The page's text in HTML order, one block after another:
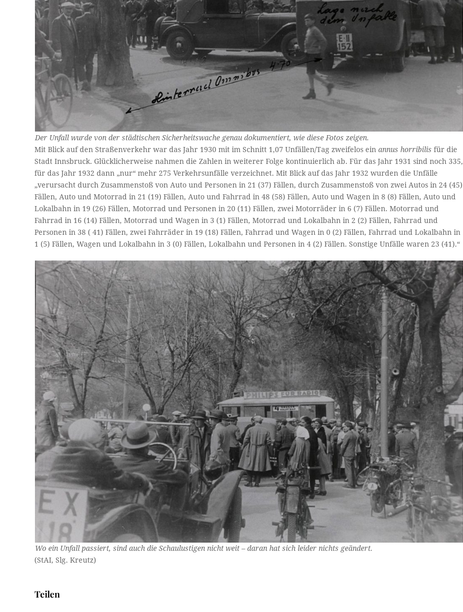
Der Unfall wurde von der städtischen Sicherheitswache genau dokumentiert, wie diese Fotos zeigen.
Mit Blick auf den Straßenverkehr war das Jahr 1930 mit im Schnitt 1,07 Unfällen/Tag zweifelos einannus horribilis für die
Stadt Innsbruck. Glücklicherweise nahmen die Zahlen in weiterer Folge kontinuierlich ab. Für das Jahr 1931 sind noch 335,
für das Jahr 1932 dann „nur“ mehr 275 Verkehrsunfälle verzeichnet. Mit Blick auf das Jahr 1932 wurden die Unfälle
„verursacht durch Zusammen­stoß von Auto und Personen in 21 (37) Fällen, durch Zusammenstoß von zwei Autos in 24 (45)
Fällen, Auto und Motorrad in 21 (19) Fällen, Auto und Fahrrad in 48 (58) Fällen, Auto und Wagen in 8 (8) Fällen, Auto und
Lokalbahn in 19 (26) Fällen, Motorrad und Per­sonen in 20 (11) Fällen, zwei Motorräder in 6 (7) Fäl­len. Motorrad und
Fahrrad in 16 (14) Fällen, Motor­rad und Wagen in 3 (1) Fällen, Motorrad und Lokal­bahn in 2 (2) Fällen, Fahrrad und
Personen in 38 ( 41) Fällen, zwei Fahrräder in 19 (18) Fällen, Fahrrad und Wagen in 0 (2) Fällen, Fahrrad und Lokalbahn in
1 (5) Fällen, Wagen und Lokalbahn in 3 (0) Fällen, Lokalbahn und Personen in 4 (2) Fällen. Sonstige Un­fälle waren 23 (41).“
Wo ein Unfall passiert, sind auch die Schaulustigen nicht weit – daran hat sich leider nichts geändert.
(StAI, Slg. Kreutz)
Teilen